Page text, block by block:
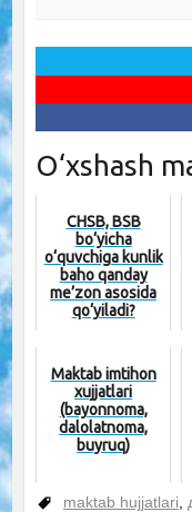
O‘xshash
CHSB, BSB
bo‘yicha
o‘quvchiga kunlik
baho qanday
me’zon asosida
qo‘yiladi?
Maktab imtihon
xujjatlari
(bayonnoma,
dalolatnoma,
buyruq)
maktab hujjatlari